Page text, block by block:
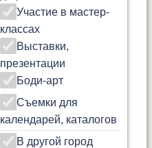
Участие в мастер-
классах
Выставки,
презентации
Боди-арт
Съемки для
календарей, каталогов
В другой город